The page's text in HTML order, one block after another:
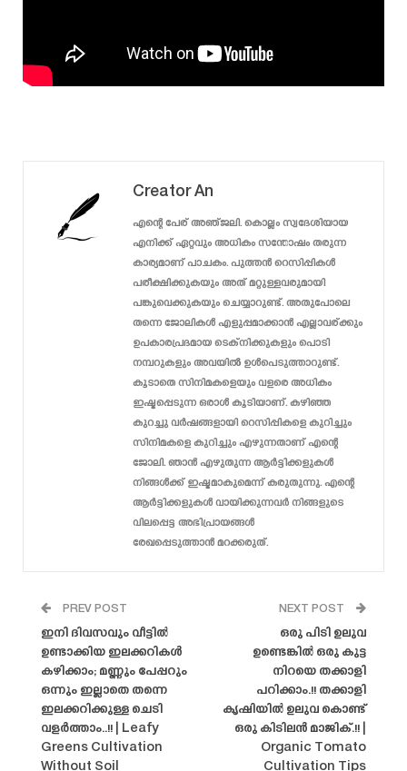
Creator An
എന്റെ പേര് അഞ്ജലി. കൊല്ലം സ്വദേശിയായ
എനിക്ക് ഏറ്റവും അധികം സന്തോഷം തരുന്ന
കാര്യമാണ് പാചകം. പുത്തൻ റെസിപ്പികൾ
പരീക്ഷിക്കുകയും അത് മറ്റുള്ളവരുമായി
പങ്കുവെക്കുകയും ചെയ്യാറുണ്ട്. അതുപോലെ
തന്നെ ജോലികൾ എളുപ്പമാക്കാൻ എല്ലാവര്ക്കും
ഉപകാരപ്രദമായ ടെക്‌നിക്കുകളും പൊടി
നമ്പറുകളും അവയിൽ ഉൾപെടുത്താറുണ്ട്.
കൂടാതെ സിനിമകളെയും വളരെ അധികം
ഇഷ്ടപ്പെടുന്ന ഒരാൾ കൂടിയാണ്. കഴിഞ്ഞ
കുറച്ചു വർഷങ്ങളായി റെസിപ്പികളെ കുറിച്ചും
സിനിമകളെ കുറിച്ചും എഴുന്നതാണ് എന്റെ
ജോലി. ഞാൻ എഴുതുന്ന ആർട്ടിക്കളുകൾ
നിങ്ങൾക്ക് ഇഷ്ടമാകുമെന്ന് കരുതുന്നു. എന്റെ
ആർട്ടിക്കളുകൾ വായിക്കുന്നവർ നിങ്ങളുടെ
വിലപ്പെട്ട അഭിപ്രായങ്ങൾ
രേഖപ്പെടുത്താൻ മറക്കരുത്.
PREV POST
ഇനി ദിവസവും വീട്ടിൽ
ഉണ്ടാക്കിയ ഇലക്കറികൾ
കഴിക്കാം; മണ്ണും പേപ്പറും
ഒന്നും ഇല്ലാതെ തന്നെ
ഇലക്കറിക്കുള്ള ചെടി
വളർത്താം..!! | Leafy
Greens Cultivation
Without Soil
NEXT POST
ഒരു പിടി ഉലുവ
ഉണ്ടെങ്കിൽ ഒരു കുട്ട
നിറയെ തക്കാളി
പറിക്കാം.!! തക്കാളി
കൃഷിയിൽ ഉലുവ കൊണ്ട്
ഒരു കിടിലൻ മാജിക്.!! |
Organic Tomato
Cultivation Tips